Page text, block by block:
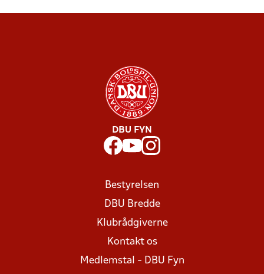
DBU FYN
Bestyrelsen
DBU Bredde
Klubrådgiverne
Kontakt os
Medlemstal - DBU Fyn